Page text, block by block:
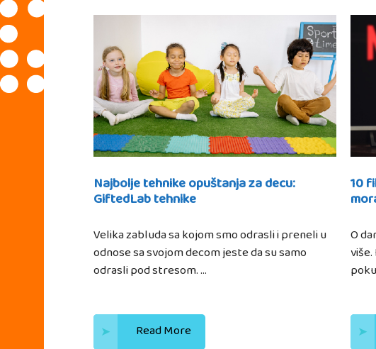
Najbolje tehnike opuštanja za decu:
GiftedLab tehnike
Velika zabluda sa kojom smo odrasli i preneli u
odnose sa svojom decom jeste da su samo
odrasli pod stresom. …
Read More
10
O